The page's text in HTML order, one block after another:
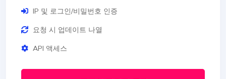
IP 및 로그인/비밀번호 인증
요청 시 업데이트 나열
API 액세스